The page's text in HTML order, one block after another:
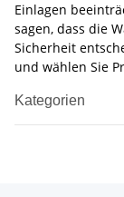
Einlagen
sagen, dass die
Sicherheit
und wählen Sie
Kategorien